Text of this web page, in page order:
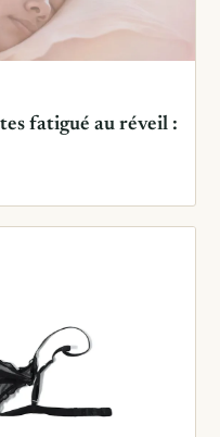
fatigué au réveil :